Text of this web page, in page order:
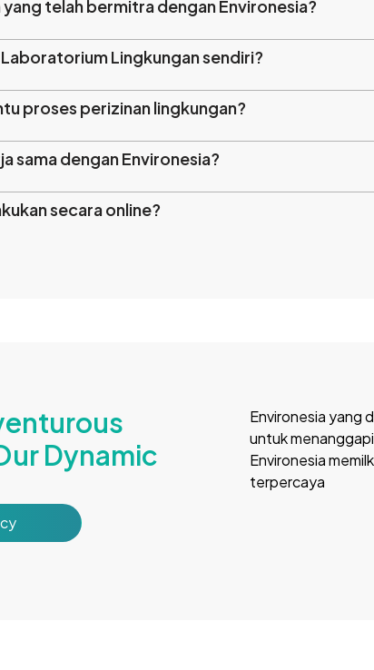
telah bermitra dengan Environesia?
Lingkungan sendiri?
proses perizinan lingkungan?
sama dengan Environesia?
secara online?
Dynamic
Environesia yang
untuk
Environesia
terpercaya